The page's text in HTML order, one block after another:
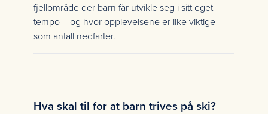
fjellområde der barn får utvikle seg i sitt eget
tempo – og hvor opplevelsene er like viktige
som antall nedfarter.
Hva skal til for at barn trives på ski?